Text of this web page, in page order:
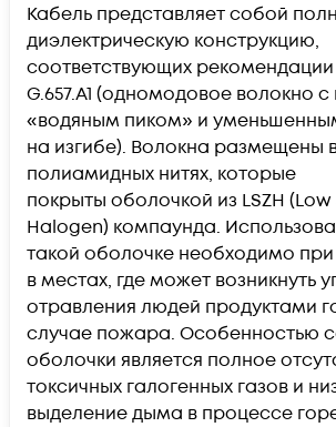
Кабель представляет собой
диэлектрическую конструкцию,
соответствующих рекомендации
G.657.A1 (одномодовое волокно
«водяным пиком» и
на изгибе). Волокна размещены
полиамидных нитях, которые
покрыты оболочкой из LSZH
Halogen) компаунда.
такой оболочке необходимо
в местах, где может возникнуть
отравления людей продуктами
случае пожара. Особенностью
оболочки является полное
токсичных галогенных газов и
выделение дыма в процессе